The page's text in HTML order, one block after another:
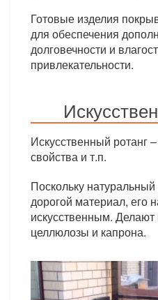
Готовые изделия
для обеспечения
долговечности и
привлекательности.
Искусственный ротанг
свойства и т.п.
Поскольку
дорогой материал, его
искусственным.
целлюлозы и капрона.